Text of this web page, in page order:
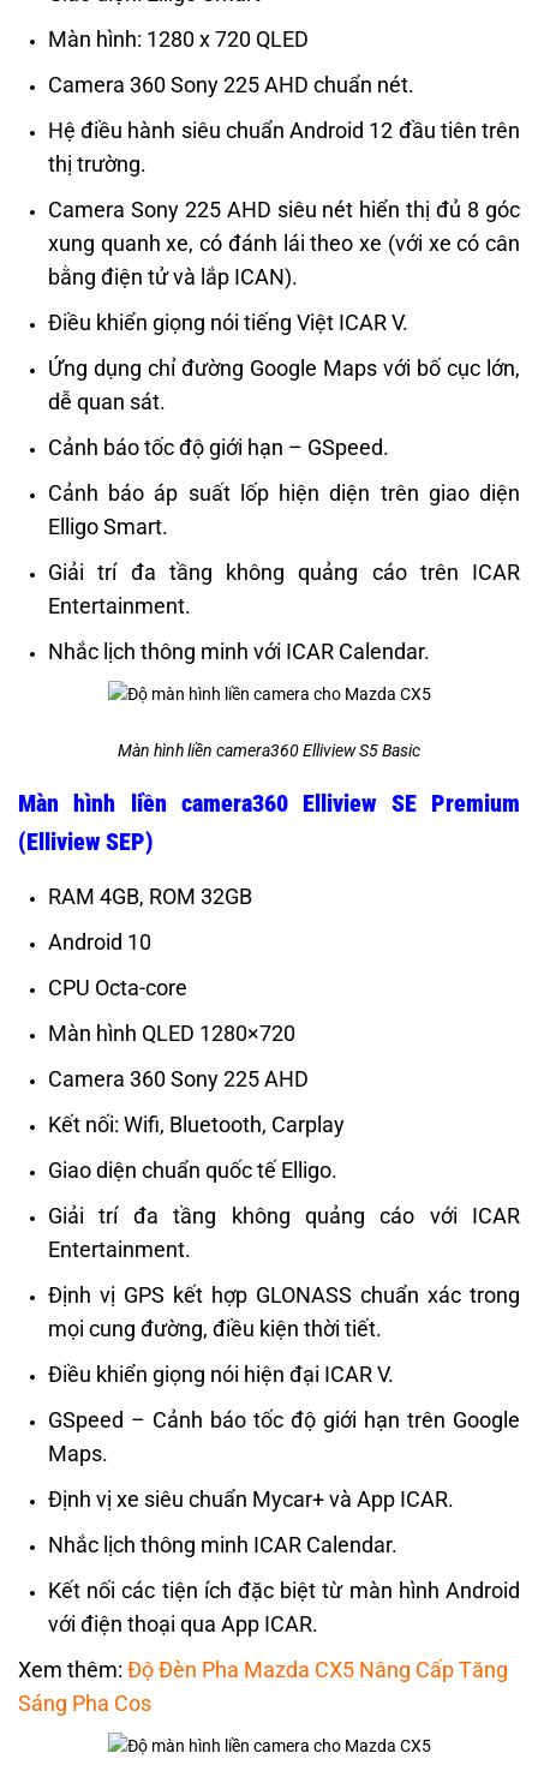
Màn hình: 1280 x 720 QLED
Camera 360 Sony 225 AHD chuẩn nét.
Hệ điều hành siêu chuẩn Android 12 đầu tiên trên
thị trường.
Camera Sony 225 AHD siêu nét hiển thị đủ 8 góc
xung quanh xe, có đánh lái theo xe (với xe có cân
bằng điện tử và lắp ICAN).
Điều khiển giọng nói tiếng Việt ICAR V.
Ứng dụng chỉ đường Google Maps với bố cục lớn,
dễ quan sát.
Cảnh báo tốc độ giới hạn – GSpeed.
Cảnh báo áp suất lốp hiện diện trên giao diện
Elligo Smart.
Giải trí đa tầng không quảng cáo trên ICAR
Entertainment.
Nhắc lịch thông minh với ICAR Calendar.
Màn hình liền camera360 Elliview S5 Basic
Màn hình liền camera360 Elliview SE Premium
(Elliview SEP)
RAM 4GB, ROM 32GB
Android 10
CPU Octa-core
Màn hình QLED 1280×720
Camera 360 Sony 225 AHD
Kết nối: Wifi, Bluetooth, Carplay
Giao diện chuẩn quốc tế Elligo.
Giải trí đa tầng không quảng cáo với ICAR
Entertainment.
Định vị GPS kết hợp GLONASS chuẩn xác trong
mọi cung đường, điều kiện thời tiết.
Điều khiển giọng nói hiện đại ICAR V.
GSpeed – Cảnh báo tốc độ giới hạn trên Google
Maps.
Định vị xe siêu chuẩn Mycar+ và App ICAR.
Nhắc lịch thông minh ICAR Calendar.
Kết nối các tiện ích đặc biệt từ màn hình Android
với điện thoại qua App ICAR.
Xem thêm: Độ Đèn Pha Mazda CX5 Nâng Cấp Tăng
Sáng Pha Cos